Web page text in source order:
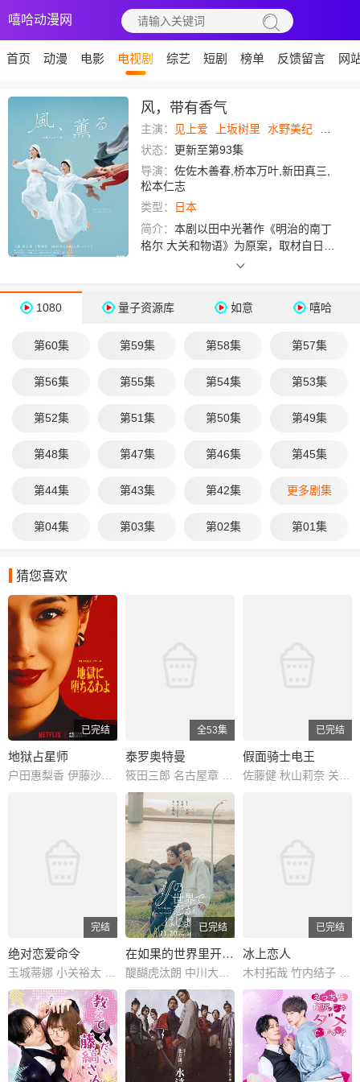
嘻哈动漫网
首页 动漫 电影 电视剧 综艺 短剧 榜单 反馈留言 网
风，带有香气
主演： 见上爱 上坂树里 水野美纪
状态： 更新至第93集
导演： 佐佐木善春,桥本万叶,新田真三,
松本仁志
类型：
日本
简介： 本剧以田中光著作《明治的南丁
格尔 大关和物语》为原案，取材自日本
首位专业女护士大关和与铃木雅的真实
成立。坎坷命运下早成单亲母亲的一之
教会庇护下长大的大家直美（上坂树里
们一同接受尚在摸索中的护理教育，思
毕业后，凛和直美各自经历被逐出岗
肆虐之时再次携手，直面瘟疫。
1080 量子资源库 如意 嘻哈
第60集 第59集 第58集 第57集
第56集 第55集 第54集 第53集
第52集 第51集 第50集 第49集
第48集 第47集 第46集 第45集
第44集 第43集 第42集 更多剧集
第04集 第03集 第02集 第01集
猜您喜欢
已完结
地狱占星师
全53集
泰罗奥特曼
已完结
假面骑士电王
完结
绝对恋爱命令
已完结
在如果的世界里开始恋爱
已完结
冰上恋人